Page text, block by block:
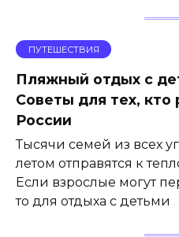
ПУТЕШЕСТВИЯ
Пляжный отдых с
Советы для тех, кто
России
Тысячи семей из всех
летом отправятся к
Если взрослые могут
то для отдыха с детьми